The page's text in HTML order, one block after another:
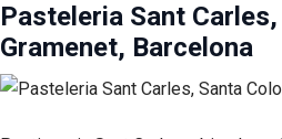
Pasteleria Sant
Gramenet, Barcelona